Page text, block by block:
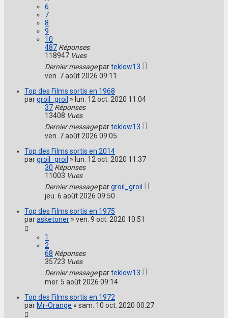
6
7
8
9
10
487 Réponses
118947 Vues
Dernier messageparteklow13
ven. 7 août 2026 09:11
Top des Films sortis en 1968
pargroil_groil » lun. 12 oct. 2020 11:04
37 Réponses
13408 Vues
Dernier messageparteklow13
ven. 7 août 2026 09:05
Top des Films sortis en 2014
pargroil_groil » lun. 12 oct. 2020 11:37
30 Réponses
11003 Vues
Dernier messagepargroil_groil
jeu. 6 août 2026 09:50
Top des Films sortis en 1975
parasketoner » ven. 9 oct. 2020 10:51
1
2
68 Réponses
35723 Vues
Dernier messageparteklow13
mer. 5 août 2026 09:14
Top des Films sortis en 1972
parMr-Orange » sam. 10 oct. 2020 00:27